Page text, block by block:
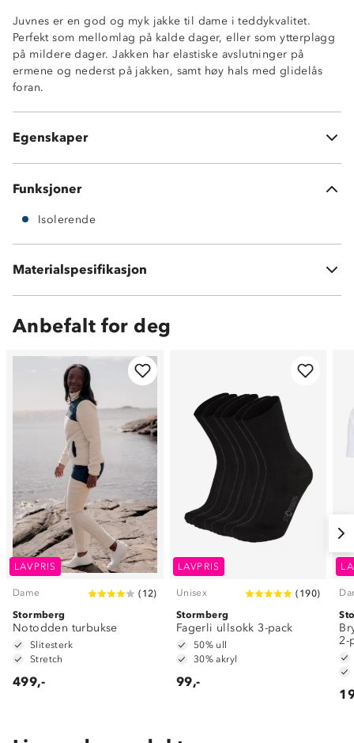
Juvnes er en god og myk jakke til dame i teddykvalitet.
Perfekt som mellomlag på kalde dager, eller som ytterplagg
på mildere dager. Jakken har elastiske avslutninger på
ermene og nederst på jakken, samt høy hals med glidelås
foran.
Egenskaper
Isolerende
Jakken har ingen lommer
Funksjoner
Isolerende
Materialspesifikasjon
100 % polyester
Anbefalt for deg
LAVPRIS
Dame ( 12)
Stormberg
Notodden turbukse
Slitesterk
Stretch
499,-
LAVPRIS
Unisex ( 190)
Stormberg
Fagerli ullsokk 3-pack
50% ull
30% akryl
99,-
2-